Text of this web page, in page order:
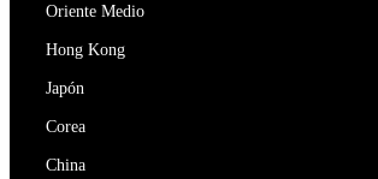
Oriente Medio
Hong Kong
Japón
Corea
China